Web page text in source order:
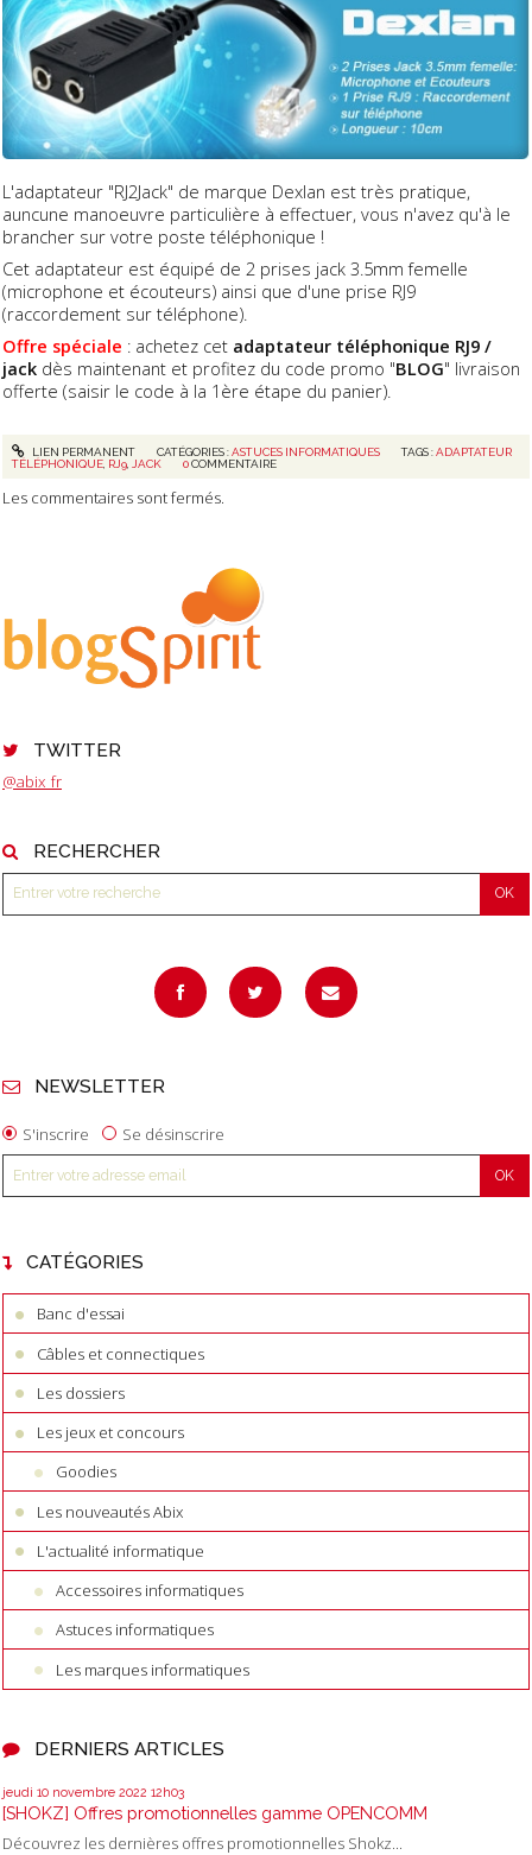
TWITTER
@abix_fr
RECHERCHER
NEWSLETTER
S'inscrire Se désinscrire
CATÉGORIES
Banc d'essai
Câbles et connectiques
Les dossiers
Les jeux et concours
Goodies
Les nouveautés Abix
L'actualité informatique
Accessoires informatiques
Astuces informatiques
Les marques informatiques
DERNIERS ARTICLES
jeudi 10 novembre 2022 12h03
[SHOKZ] Offres promotionnelles gamme OPENCOMM
Découvrez les dernières offres promotionnelles Shokz...
L'adaptateur "RJ2Jack" de marque Dexlan est très pratique,
auncune manoeuvre particulière à effectuer, vous n'avez qu'à le
brancher sur votre poste téléphonique !
Cet adaptateur est équipé de 2 prises jack 3.5mm femelle
(microphone et écouteurs) ainsi que d'une prise RJ9
(raccordement sur téléphone).
Offre spéciale : achetez cet adaptateur téléphonique RJ9 /
jack dès maintenant et profitez du code promo "BLOG" livraison
offerte (saisir le code à la 1ère étape du panier).
LIEN PERMANENT CATÉGORIES :ASTUCES INFORMATIQUES TAGS :ADAPTATEUR
TÉLÉPHONIQUE RJ9 JACK 0 COMMENTAIRE
Les commentaires sont fermés.